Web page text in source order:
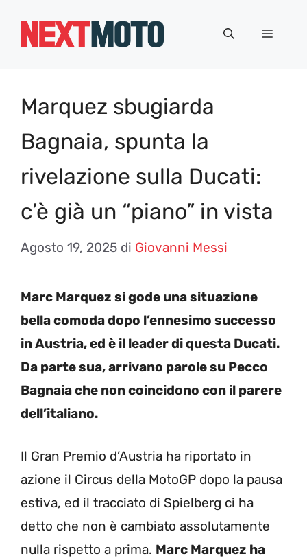
Menu
Marquez sbugiarda
Bagnaia, spunta la
rivelazione sulla Ducati:
c’è già un “piano” in vista
Agosto 19, 2025 di Giovanni Messi
Marc Marquez si gode una situazione
bella comoda dopo l’ennesimo successo
in Austria, ed è il leader di questa Ducati.
Da parte sua, arrivano parole su Pecco
Bagnaia che non coincidono con il parere
dell’italiano.
Il Gran Premio d’Austria ha riportato in
azione il Circus della MotoGP dopo la pausa
estiva, ed il tracciato di Spielberg ci ha
detto che non è cambiato assolutamente
nulla rispetto a prima. Marc Marquez ha